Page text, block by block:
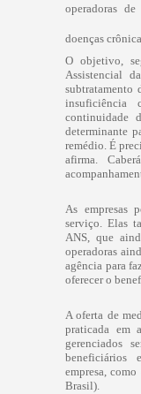
operadoras
doenças
O objetivo,
Assistencial
subtratamento
insuficiência
continuidade
determinante
remédio. É
afirma.
As empresas
serviço. Elas
ANS, que
operadoras
agência para
oferecer o
A oferta de
praticada em
gerenciados
beneficiários
empresa,
Brasil).